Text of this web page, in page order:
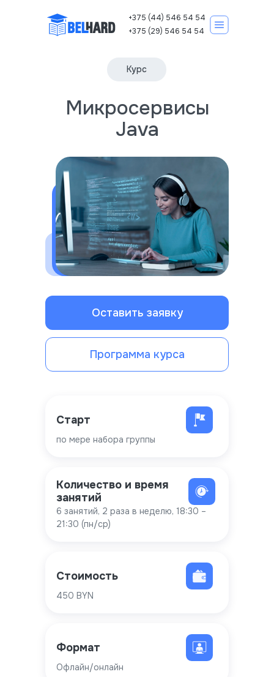
Курсы IT
+375 (44) 546 54 54
+375 (29) 546 54 54
Записаться на курс
Микросервисы
Java
Курс
Количество и время
занятий
6 занятий, 2 раза в неделю, 18:30 –
21:30 (пн/ср)
Стоимость
450 BYN
Формат
Офлайн/онлайн
Старт
по мере набора группы
Оставить заявку
Программа курса